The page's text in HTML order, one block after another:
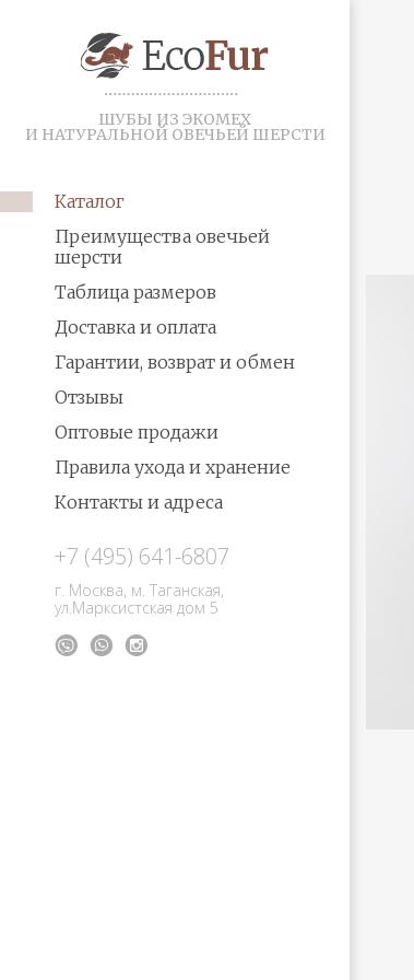
ШУБЫ ИЗ ЭКОМЕХ
И НАТУРАЛЬНОЙ ОВЕЧЬЕЙ ШЕРСТИ
Каталог
Преимущества овечьей
шерсти
Таблица размеров
Доставка и оплата
Гарантии, возврат и обмен
Отзывы
Оптовые продажи
Правила ухода и хранение
Контакты и адреса
+7 (495) 641-6807
г. Москва, м. Таганская,
ул.Марксистская дом 5